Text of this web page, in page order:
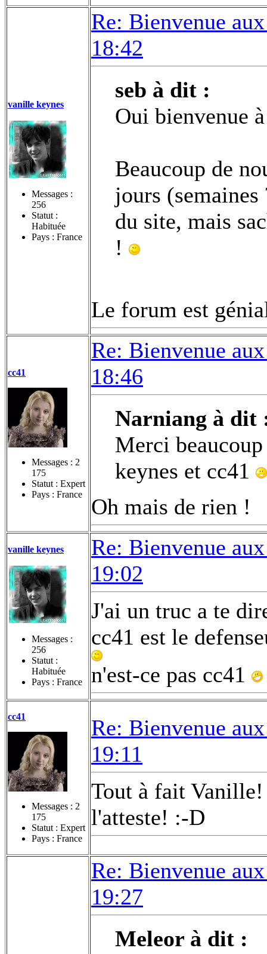
vanille keynes
Messages :
256
Statut :
Habituée
Pays : France
Re: Bienvenue
18:42
seb à dit :
Oui bienvenue
Beaucoup de
jours (semaines
du site, mais
!
Le forum est
cc41
Messages : 2
175
Statut : Expert
Pays : France
Re: Bienvenue
18:46
Narniang à dit
Merci
keynes et cc41
Oh mais de rien !
vanille keynes
Messages :
256
Statut :
Habituée
Pays : France
Re: Bienvenue
19:02
J'ai un truc a te
cc41 est le
n'est-ce pas cc41
cc41
Messages : 2
175
Statut : Expert
Pays : France
Re: Bienvenue
19:11
Tout à fait
l'atteste! :-D
Re: Bienvenue
19:27
Meleor à dit :